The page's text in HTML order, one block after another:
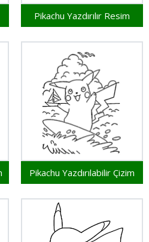
Pikachu Yazdırılır Resim
Pikachu Yazdırılabilir Çizim